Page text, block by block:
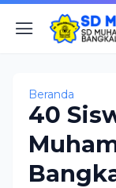
Beranda
40